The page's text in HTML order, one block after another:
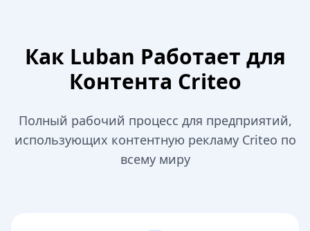
Как Luban Работает для
Контента Criteo
Полный рабочий процесс для предприятий,
использующих контентную рекламу Criteo по
всему миру